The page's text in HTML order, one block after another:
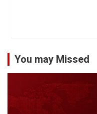
You may Missed